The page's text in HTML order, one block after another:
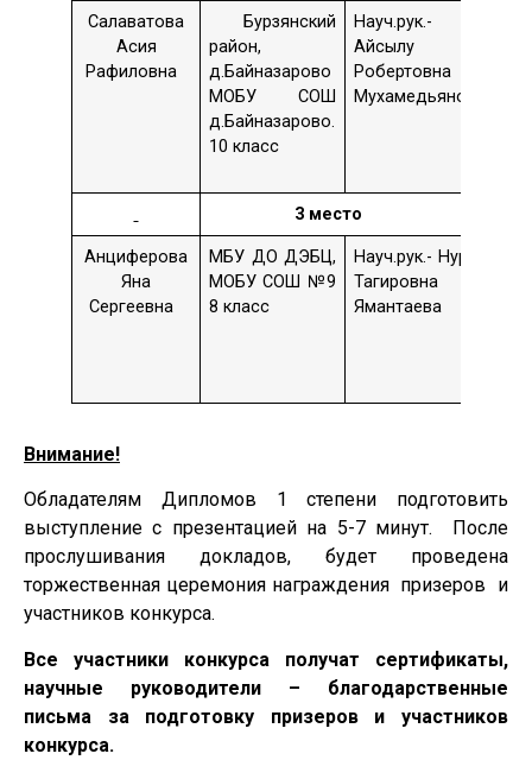
Салаватова
Асия
Рафиловна
Бурзянский
район,
д.Байназарово
МОБУ СОШ
д.Байназарово.
10 класс
Науч.рук.-
Айсылу
Робертовна
Мухамедьянова
3 место
Анциферова
Яна
Сергеевна
МБУ ДО ДЭБЦ,
МОБУ СОШ №9
8 класс
Науч.рук.- Нурия
Тагировна
Ямантаева
Внимание!
Обладателям Дипломов 1 степени подготовить
выступление с презентацией на 5-7 минут. После
прослушивания докладов, будет проведена
торжественная церемония награждения призеров и
участников конкурса.
Все участники конкурса получат сертификаты,
научные руководители – благодарственные
письма за подготовку призеров и участников
конкурса.